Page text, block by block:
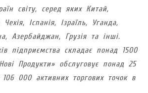
світу, серед яких Китай,
Іспанія, Ізраїль, Уганда,
Азербайджан, Грузія та інші.
підприємства складає понад 1500
Продукти» обслуговує понад 25
000 активних торгових точок в